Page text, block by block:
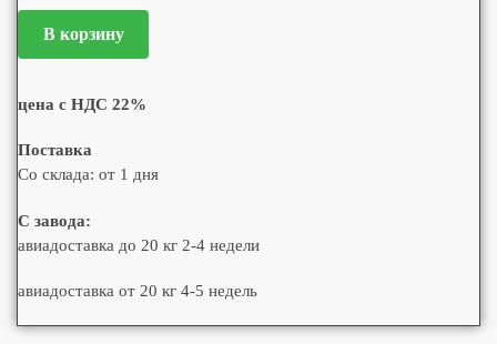
В корзину
цена с НДС 22%
Поставка
Со склада: от 1 дня
С завода:
авиадоставка до 20 кг 2-4 недели
авиадоставка от 20 кг 4-5 недель